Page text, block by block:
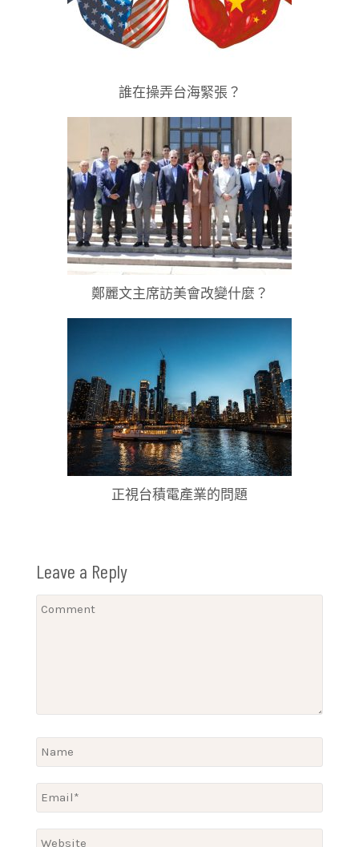
誰在操弄台海緊張？
鄭麗文主席訪美會改變什麼？
正視台積電產業的問題
Leave a Reply